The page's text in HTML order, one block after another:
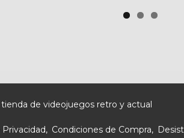
de videojuegos retro y actual
Condiciones de Compra